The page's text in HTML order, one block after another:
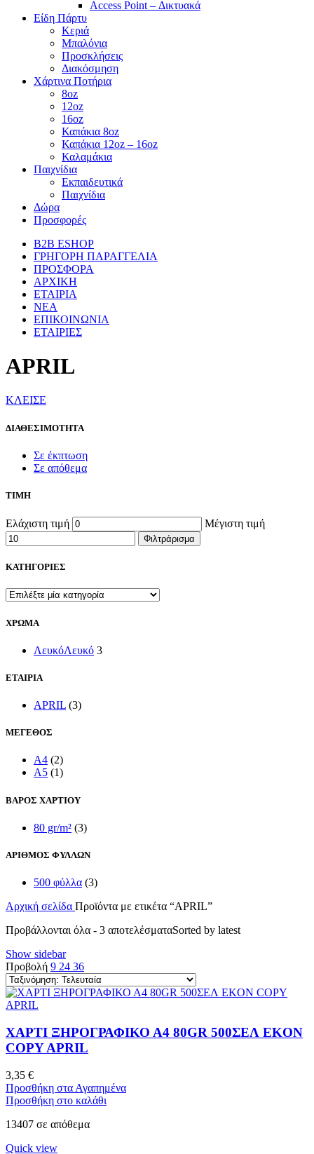
Access Point – Δικτυακά
Είδη Πάρτυ
Κεριά
Μπαλόνια
Προσκλήσεις
Διακόσμηση
Χάρτινα Ποτήρια
8oz
12oz
16oz
Καπάκια 8oz
Καπάκια 12oz – 16oz
Καλαμάκια
Παιχνίδια
Εκπαιδευτικά
Παιχνίδια
Δώρα
Προσφορές
B2B ESHOP
ΓΡΗΓΟΡΗ ΠΑΡΑΓΓΕΛΙΑ
ΠΡΟΣΦΟΡΑ
ΑΡΧΙΚΗ
ΕΤΑΙΡΙΑ
ΝΕΑ
ΕΠΙΚΟΙΝΩΝΙΑ
ΕΤΑΙΡΙΕΣ
APRIL
ΚΛΕΙΣΕ
ΔΙΑΘΕΣΙΜΟΤΗΤΑ
Σε έκπτωση
Σε απόθεμα
ΤΙΜΗ
Ελάχιστη τιμή Μέγιστη τιμή
Φιλτράρισμα
ΚΑΤΗΓΟΡΙΕΣ
ΧΡΩΜΑ
ΛευκόΛευκό 3
ΕΤΑΙΡΙΑ
APRIL (3)
ΜΕΓΕΘΟΣ
A4 (2)
A5 (1)
ΒΑΡΟΣ ΧΑΡΤΙΟΥ
80 gr/m² (3)
ΑΡΙΘΜΟΣ ΦΥΛΛΩΝ
500 φύλλα (3)
Αρχική σελίδα Προϊόντα με ετικέτα “APRIL”
Προβάλλονται όλα - 3 αποτελέσματαSorted by latest
Show sidebar
Προβολή 9 24 36
ΧΑΡΤΙ ΞΗΡΟΓΡΑΦΙΚΟ Α4 80GR 500ΣΕΛ EKON
COPY APRIL
3,35 €
Προσθήκη στα Αγαπημένα
Προσθήκη στο καλάθι
13407 σε απόθεμα
Quick view